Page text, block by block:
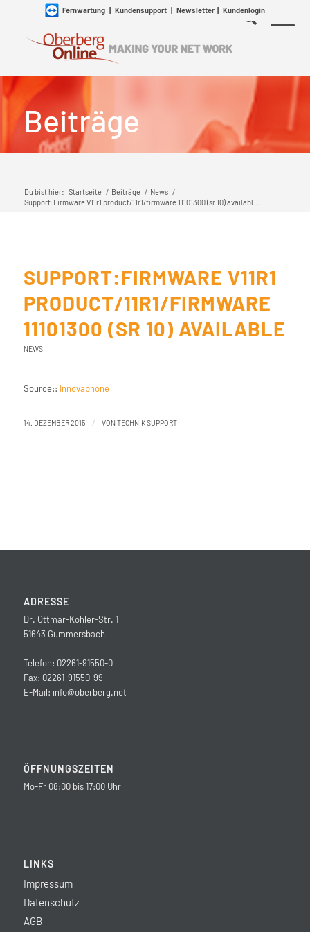
Fernwartung| Kundensupport| Newsletter| Kundenlogin
Beiträge
Du bist hier: Startseite / Beiträge / News /
Support:Firmware V11r1 product/11r1/firmware 11101300 (sr 10) availabl...
SUPPORT:FIRMWARE V11R1
PRODUCT/11R1/FIRMWARE
11101300 (SR 10) AVAILABLE
NEWS
Source:: Innovaphone
14. DEZEMBER 2015 / VON TECHNIK SUPPORT
ADRESSE
Dr. Ottmar-Kohler-Str. 1
51643 Gummersbach
Telefon: 02261-91550-0
Fax: 02261-91550-99
E-Mail: info@oberberg.net
ÖFFNUNGSZEITEN
Mo-Fr 08:00 bis 17:00 Uhr
LINKS
Impressum
Datenschutz
AGB